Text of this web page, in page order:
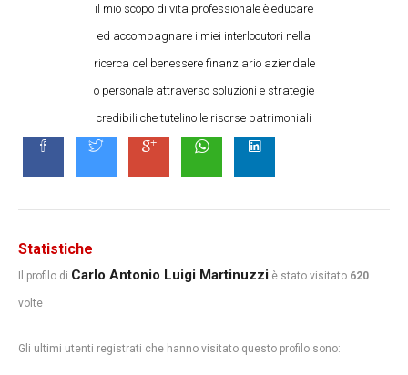
il mio scopo di vita professionale è educare
ed accompagnare i miei interlocutori nella
ricerca del benessere finanziario aziendale
o personale attraverso soluzioni e strategie
credibili che tutelino le risorse patrimoniali
Statistiche
Il profilo di Carlo Antonio Luigi Martinuzzi è stato visitato 620
volte
Gli ultimi utenti registrati che hanno visitato questo profilo sono: